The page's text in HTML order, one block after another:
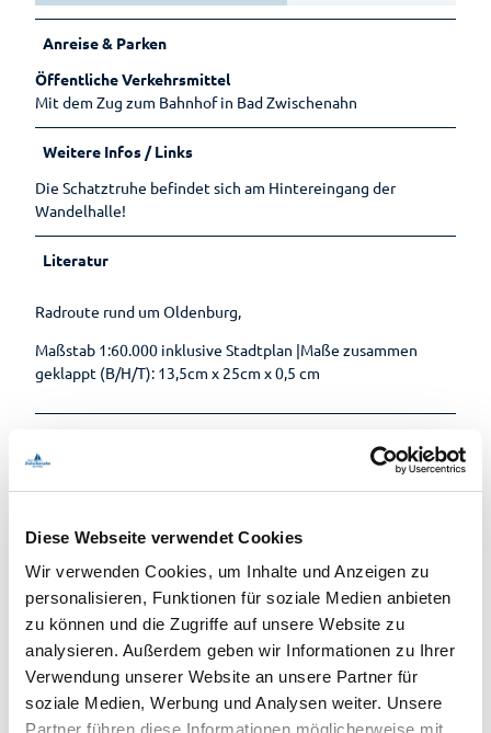
Diese Webseite verwendet Cookies
Wir verwenden Cookies, um Inhalte und Anzeigen zu
personalisieren, Funktionen für soziale Medien anbieten
zu können und die Zugriffe auf unsere Website zu
analysieren. Außerdem geben wir Informationen zu Ihrer
Verwendung unserer Website an unsere Partner für
soziale Medien, Werbung und Analysen weiter. Unsere
Partner führen diese Informationen möglicherweise mit
Anreise & Parken
Öffentliche Verkehrsmittel
Mit dem Zug zum Bahnhof in Bad Zwischenahn
Weitere Infos / Links
Die Schatztruhe befindet sich am Hintereingang der
Wandelhalle!
Literatur
Radroute rund um Oldenburg,
Maßstab 1:60.000 inklusive Stadtplan |Maße zusammen
geklappt (B/H/T): 13,5cm x 25cm x 0,5 cm
man deutlich mehr Zeit einplanen, als bei anderen Routen.
Karte
Das Forscherkästchen mit Notizbuch und Karte zur Tour gibt
es bei Touristinformation Bad Zwischenahn